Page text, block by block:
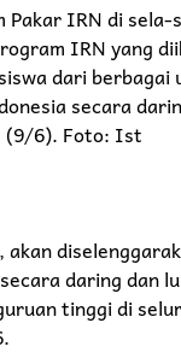
Pakar IRN di sela-
IRN yang
dari berbagai
secara
(9/6). Foto: Ist
akan
daring dan
tinggi di